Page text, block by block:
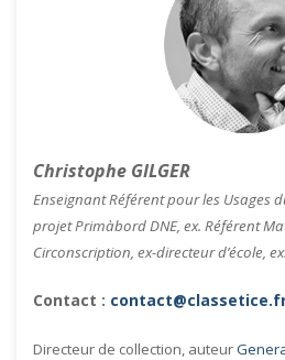
Christophe GILGER
Enseignant Référent pour les Usages
projet Primàbord DNE, ex. Référent
Circonscription, ex-directeur d’école,
Contact :
Directeur de collection, auteur